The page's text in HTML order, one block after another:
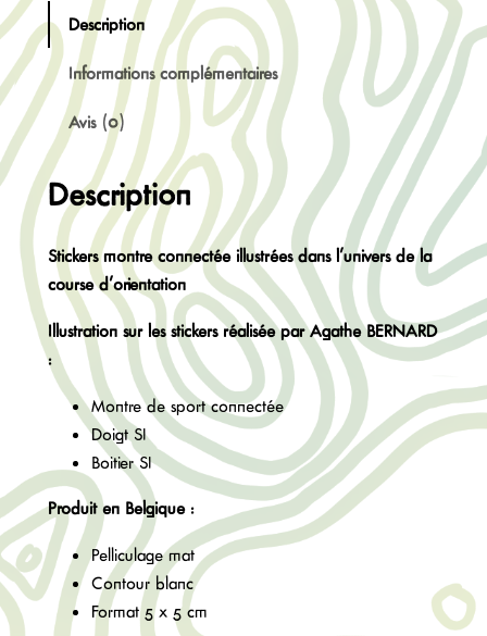
t
i
t
d
e
S
i
c
k
n
t
r
e
Description
Informations complémentaires
Avis (0)
Description
Stickers montre connectée illustrées dans l’univers de la
course d’orientation
Illustration sur les stickers réalisée par Agathe BERNARD
:
Montre de sport connectée
Doigt SI
Boitier SI
Produit en Belgique :
Pelliculage mat
Contour blanc
Format 5 x 5 cm